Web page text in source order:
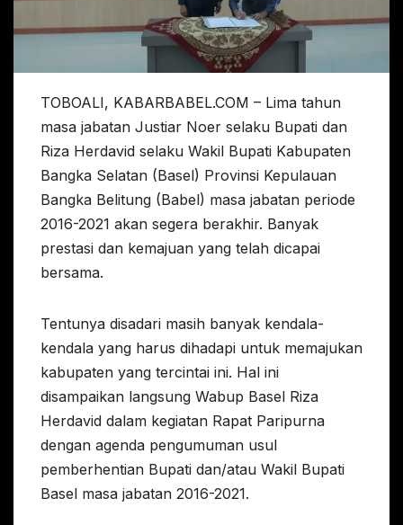
TOBOALI, KABARBABEL.COM – Lima tahun
masa jabatan Justiar Noer selaku Bupati dan
Riza Herdavid selaku Wakil Bupati Kabupaten
Bangka Selatan (Basel) Provinsi Kepulauan
Bangka Belitung (Babel) masa jabatan periode
2016-2021 akan segera berakhir. Banyak
prestasi dan kemajuan yang telah dicapai
bersama.
Tentunya disadari masih banyak kendala-
kendala yang harus dihadapi untuk memajukan
kabupaten yang tercintai ini. Hal ini
disampaikan langsung Wabup Basel Riza
Herdavid dalam kegiatan Rapat Paripurna
dengan agenda pengumuman usul
pemberhentian Bupati dan/atau Wakil Bupati
Basel masa jabatan 2016-2021.